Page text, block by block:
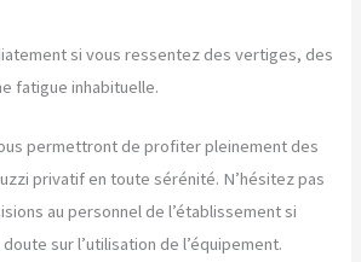
si vous ressentez des vertiges, des
fatigue inhabituelle.
permettront de profiter pleinement des
privatif en toute sérénité. N’hésitez pas
au personnel de l’établissement si
sur l’utilisation de l’équipement.